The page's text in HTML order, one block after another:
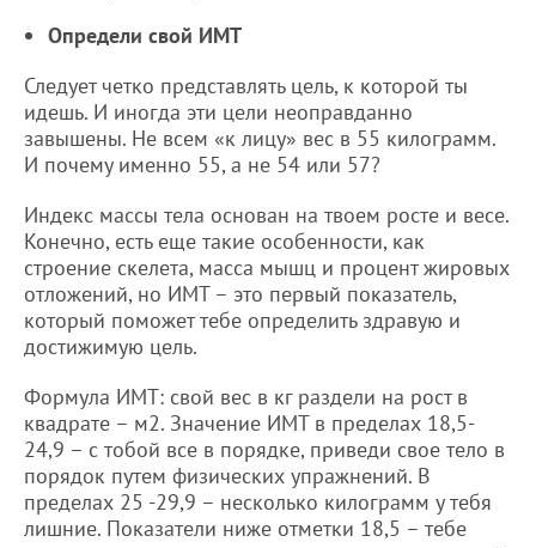
Определи свой ИМТ
Следует четко представлять цель, к которой ты
идешь. И иногда эти цели неоправданно
завышены. Не всем «к лицу» вес в 55 килограмм.
И почему именно 55, а не 54 или 57?
Индекс массы тела основан на твоем росте и весе.
Конечно, есть еще такие особенности, как
строение скелета, масса мышц и процент жировых
отложений, но ИМТ – это первый показатель,
который поможет тебе определить здравую и
достижимую цель.
Формула ИМТ: свой вес в кг раздели на рост в
квадрате – м2. Значение ИМТ в пределах 18,5-
24,9 – с тобой все в порядке, приведи свое тело в
порядок путем физических упражнений. В
пределах 25 -29,9 – несколько килограмм у тебя
лишние. Показатели ниже отметки 18,5 – тебе